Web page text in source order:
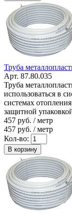
Труба
Арт. 87.80.035
Труба
использоваться в
системах
защитной
457 руб. / метр
457 руб. / метр
Кол-во:
В корзину